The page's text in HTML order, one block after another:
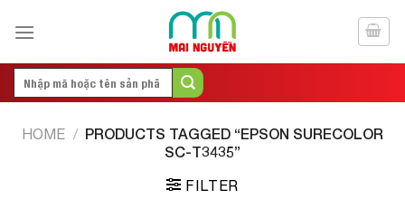
Search
HOME / PRODUCTS TAGGED “EPSON SURECOLOR
SC-T3435”
FILTER